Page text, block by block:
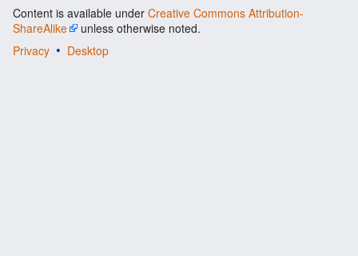
Content is available under Creative Commons Attribution-
ShareAlike
unless otherwise noted.
Privacy
Desktop